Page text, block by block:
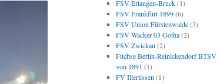
FSV Erlangen-Bruck(1)
FSV Frankfurt 1899(6)
FSV Union Fürstenwalde(3)
FSV Wacker 03 Gotha(2)
FSV Zwickau (2)
Füchse Berlin-Reinickendorf BTSV
von 1891 (1)
FV Illertissen (1)